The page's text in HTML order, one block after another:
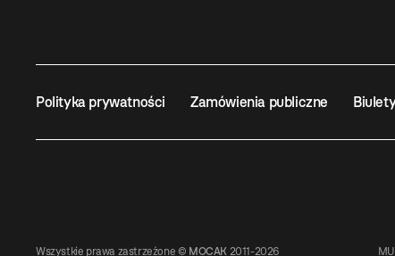
Polityka prywatności Zamówienia publiczne
Wszystkie prawa zastrzeżone © MOCAK 2011-2026